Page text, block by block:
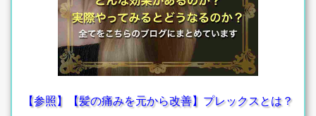
【参照】【髪の痛みを元から改善】プレックスとは？